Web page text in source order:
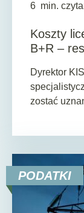
6 min.
Koszty
B+R –
Dyrektor
zostać
PODATKI